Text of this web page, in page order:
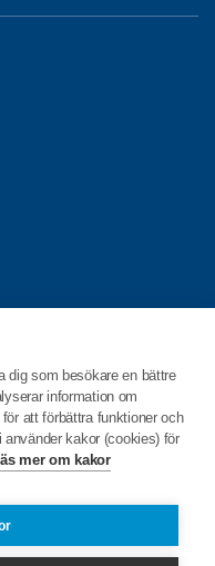
dig som besökare en bättre
information om
att förbättra funktioner och
kakor (cookies) för
mer om kakor